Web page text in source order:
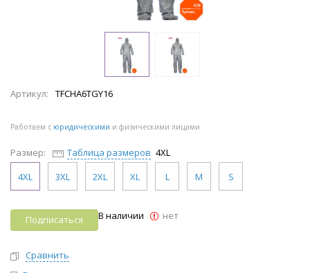
Артикул: TFCHA6TGY16
Работаем с юридическими и физическими лицами
Размер: Таблица размеров 4XL
4XL
3XL 2XL XL L M S
Подписаться В наличии нет
Сравнить